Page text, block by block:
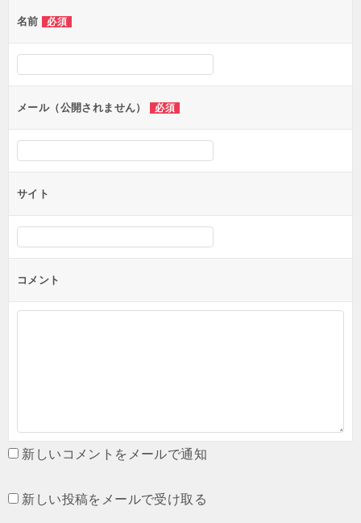
ー
シ
ョ
ン
名前 必須
メール（公開されません） 必須
サイト
コメント
新しいコメントをメールで通知
新しい投稿をメールで受け取る